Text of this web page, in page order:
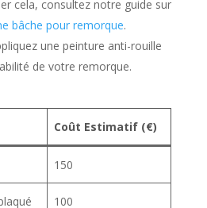
cela, consultez notre guide sur
bâche pour remorque.
une peinture anti-rouille
de votre remorque.
Coût Estimatif (€)
150
100